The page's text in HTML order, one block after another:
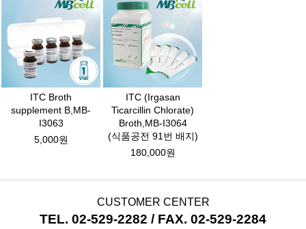
ITC Broth
supplement B,MB-
I3063
5,000원
ITC (Irgasan
Ticarcillin Chlorate)
Broth,MB-I3064
(식품공전 91번 배지)
180,000원
CUSTOMER CENTER
TEL. 02-529-2282 / FAX. 02-529-2284